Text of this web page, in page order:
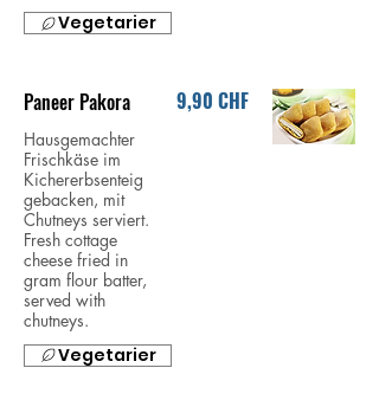
Vegetarier
Paneer Pakora
Hausgemachter
Frischkäse im
Kichererbsenteig
gebacken, mit
Chutneys serviert.
Fresh cottage
cheese fried in
gram flour batter,
served with
chutneys.
9,90 CHF
Vegetarier